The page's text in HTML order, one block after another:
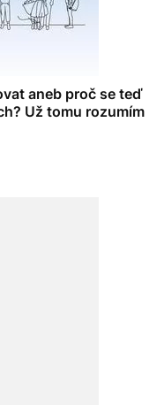
aneb proč se teď
Už tomu rozumím